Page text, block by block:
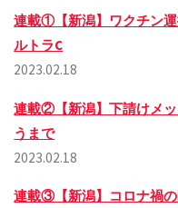
連載①【新潟】ワクチン
ルトラC
2023.02.18
連載②【新潟】下請けメ
うまで
2023.02.18
連載③【新潟】コロナ禍